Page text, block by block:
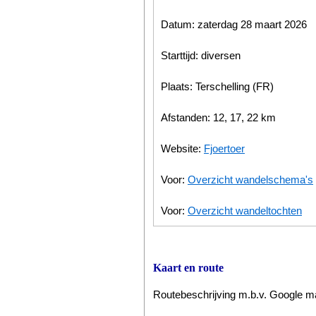
Datum: zaterdag 28 maart 2026
Starttijd: diversen
Plaats: Terschelling (FR)
Afstanden: 12, 17, 22 km
Website: Fjoertoer
Voor: Overzicht wandelschema's
Voor: Overzicht wandeltochten
Kaart en route
Routebeschrijving m.b.v. Google